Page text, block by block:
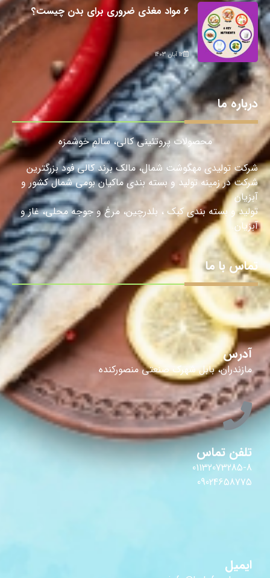
6 مواد مغذی ضروری برای بدن چیست؟
12 آبان 1403
درباره ما
محصولات پروتئینی کالی، سالمِ خوشمزه
شرکت تولیدی مهگوشت شمال، مالک برند کالی فود بزرگترین
شرکت در زمینه تولید و بسته بندی ماکیان بومی شمال کشور و
آبزیان
تولید و بسته بندی کبک ، بلدرچین، مرغ و جوجه محلی، غاز و
آبزیان.
تماس با ما
آدرس
مازندران، بابل شهرک صنعتی منصورکنده
تلفن تماس
01132073285-8
09024658775
ایمیل